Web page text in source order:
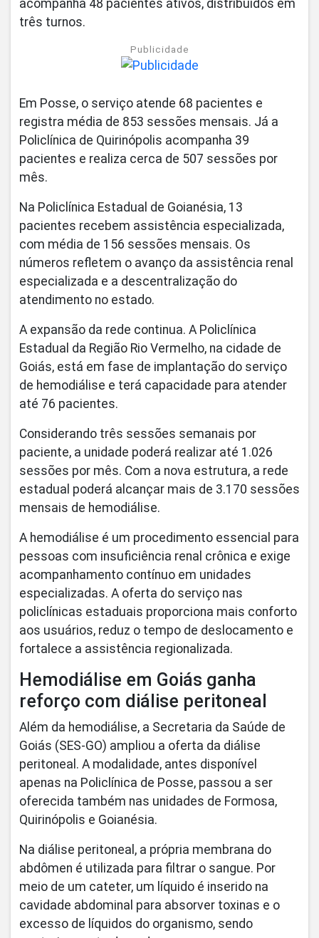
acompanha 48 pacientes ativos, distribuídos em
três turnos.
Publicidade
Em Posse, o serviço atende 68 pacientes e
registra média de 853 sessões mensais. Já a
Policlínica de Quirinópolis acompanha 39
pacientes e realiza cerca de 507 sessões por
mês.
Na Policlínica Estadual de Goianésia, 13
pacientes recebem assistência especializada,
com média de 156 sessões mensais. Os
números refletem o avanço da assistência renal
especializada e a descentralização do
atendimento no estado.
A expansão da rede continua. A Policlínica
Estadual da Região Rio Vermelho, na cidade de
Goiás, está em fase de implantação do serviço
de hemodiálise e terá capacidade para atender
até 76 pacientes.
Considerando três sessões semanais por
paciente, a unidade poderá realizar até 1.026
sessões por mês. Com a nova estrutura, a rede
estadual poderá alcançar mais de 3.170 sessões
mensais de hemodiálise.
A hemodiálise é um procedimento essencial para
pessoas com insuficiência renal crônica e exige
acompanhamento contínuo em unidades
especializadas. A oferta do serviço nas
policlínicas estaduais proporciona mais conforto
aos usuários, reduz o tempo de deslocamento e
fortalece a assistência regionalizada.
Hemodiálise em Goiás ganha
reforço com diálise peritoneal
Além da hemodiálise, a Secretaria da Saúde de
Goiás (SES-GO) ampliou a oferta da diálise
peritoneal. A modalidade, antes disponível
apenas na Policlínica de Posse, passou a ser
oferecida também nas unidades de Formosa,
Quirinópolis e Goianésia.
Na diálise peritoneal, a própria membrana do
abdômen é utilizada para filtrar o sangue. Por
meio de um cateter, um líquido é inserido na
cavidade abdominal para absorver toxinas e o
excesso de líquidos do organismo, sendo